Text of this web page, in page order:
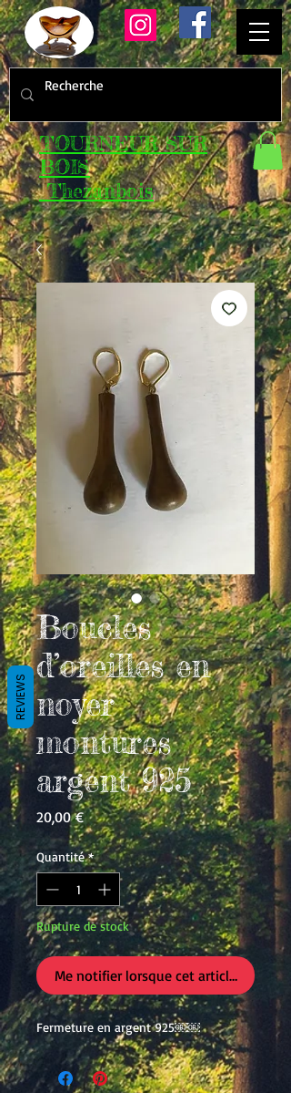
TOURNEUR SUR
BOIS
Thezanbois
Boucles
d’oreilles en
noyer
montures
argent 925
20,00 €Prix
Quantité *
Rupture de stock
Me notifier lorsque cet article est
Fermeture en argent 925￼￼
REVIEWS